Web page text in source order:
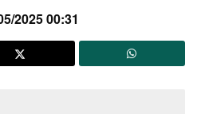
2025 00:31